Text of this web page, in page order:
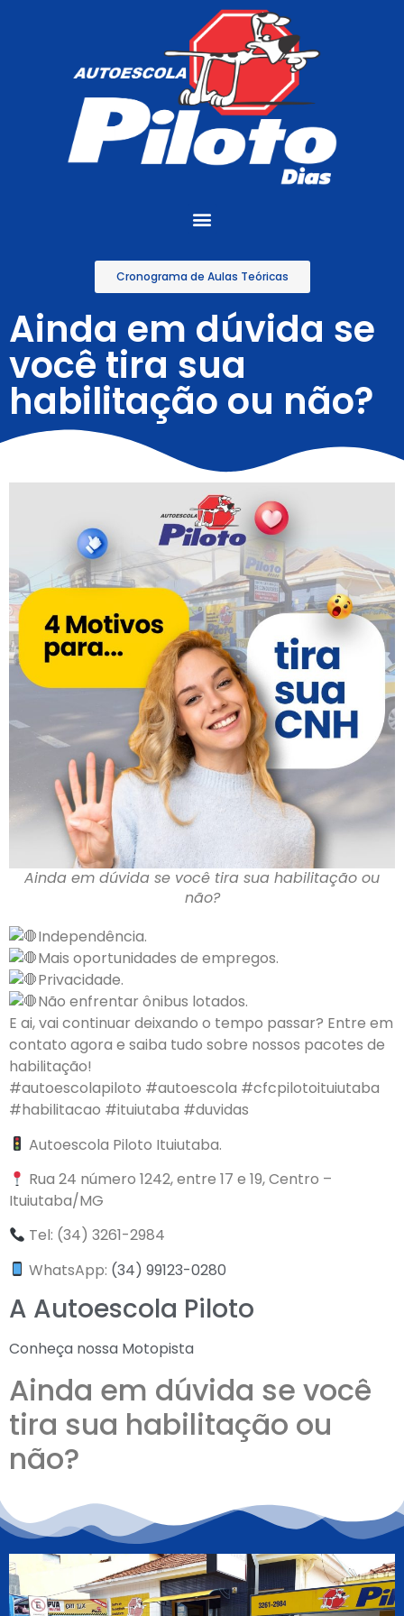
Cronograma de Aulas Teóricas
Ainda em dúvida se
você tira sua
habilitação ou não?
Ainda em dúvida se você tira sua habilitação ou
não?
Independência.
Mais oportunidades de empregos.
Privacidade.
Não enfrentar ônibus lotados.
E ai, vai continuar deixando o tempo passar? Entre em
contato agora e saiba tudo sobre nossos pacotes de
habilitação!
#autoescolapiloto #autoescola #cfcpilotoituiutaba
#habilitacao #ituiutaba #duvidas
Autoescola Piloto Ituiutaba.
Rua 24 número 1242, entre 17 e 19, Centro –
Ituiutaba/MG
Tel: (34) 3261-2984
WhatsApp: (34) 99123-0280
A Autoescola Piloto
Conheça nossa Motopista
Ainda em dúvida se você
tira sua habilitação ou
não?